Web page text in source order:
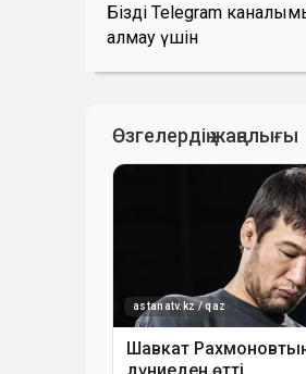
Біздің Telegram
алмау үшін